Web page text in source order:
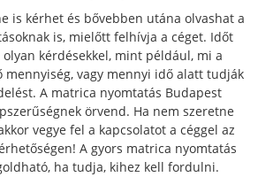
is kérhet és bővebben utána olvashat a
is, mielőtt felhívja a céget. Időt
kérdésekkel, mint például, mi a
vagy mennyi idő alatt tudják
A matrica nyomtatás Budapest
örvend. Ha nem szeretne
vegye fel a kapcsolatot a céggel az
A gyors matrica nyomtatás
ha tudja, kihez kell fordulni.